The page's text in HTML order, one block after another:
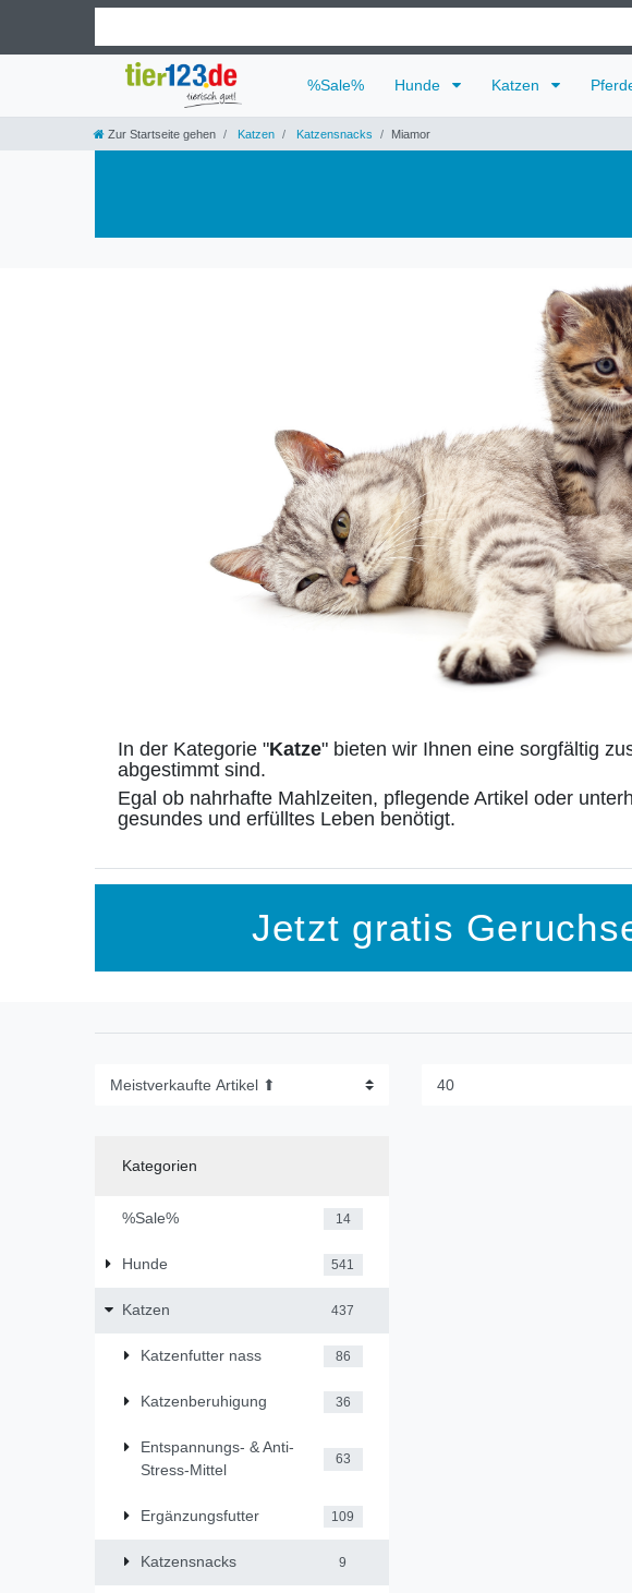
%Sale% Hunde Katzen
Zur Startseite gehen Katzen Katzensnacks Miamor
In der Kategorie "Katze" bieten wir Ihnen eine sorgfältig
abgestimmt sind.
Egal ob nahrhafte Mahlzeiten, pflegende Artikel oder
gesundes und erfülltes Leben benötigt.
Jetzt gratis
Kategorien
%Sale% 14
Hunde 541
Katzen 437
Katzenfutter nass 86
Katzenberuhigung 36
Entspannungs- & Anti-
Stress-Mittel
63
Ergänzungsfutter 109
Katzensnacks 9